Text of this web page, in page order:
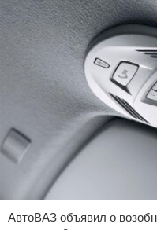
АвтоВАЗ объявил о